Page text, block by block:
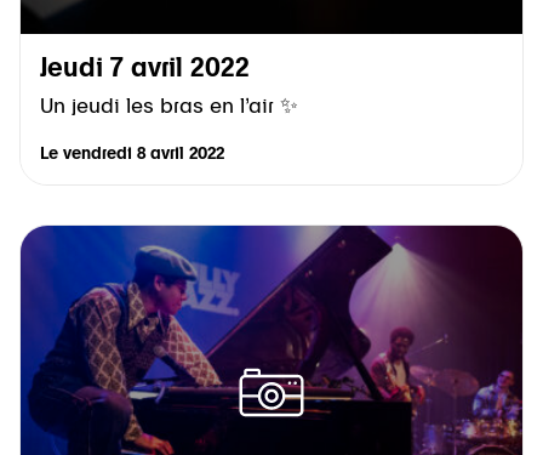
Jeudi 7 avril 2022
Un jeudi les bras en l’air ✨
Le vendredi 8 avril 2022